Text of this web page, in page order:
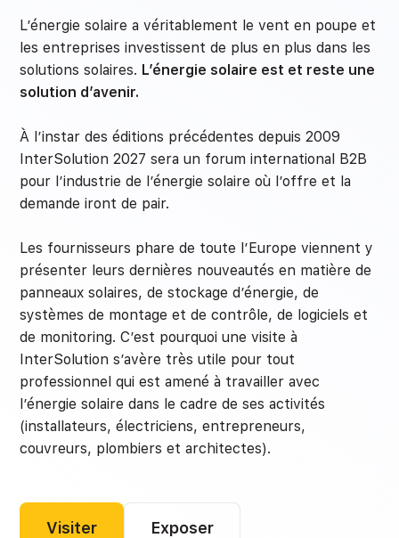
L’énergie solaire a véritablement le vent en poupe et
les entreprises investissent de plus en plus dans les
solutions solaires. L’énergie solaire est et reste une
solution d’avenir.
À l’instar des éditions précédentes depuis 2009
InterSolution 2027 sera un forum international B2B
pour l’industrie de l’énergie solaire où l’offre et la
demande iront de pair.
Les fournisseurs phare de toute l’Europe viennent y
présenter leurs dernières nouveautés en matière de
panneaux solaires, de stockage d’énergie, de
systèmes de montage et de contrôle, de logiciels et
de monitoring. C’est pourquoi une visite à
InterSolution s’avère très utile pour tout
professionnel qui est amené à travailler avec
l’énergie solaire dans le cadre de ses activités
(installateurs, électriciens, entrepreneurs,
couvreurs, plombiers et architectes).
Visiter Exposer